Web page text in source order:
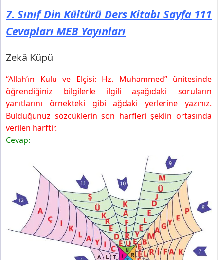
7. Sınıf Din Kültürü Ders Kitabı Sayfa 111
Cevapları MEB Yayınları
Zekâ Küpü
“Allah’ın Kulu ve Elçisi: Hz. Muhammed” ünitesinde
öğrendiğiniz bilgilerle ilgili aşağıdaki soruların
yanıtlarını örnekteki gibi ağdaki yerlerine yazınız.
Bulduğunuz sözcüklerin son harfleri şeklin ortasında
verilen harftir.
Cevap: